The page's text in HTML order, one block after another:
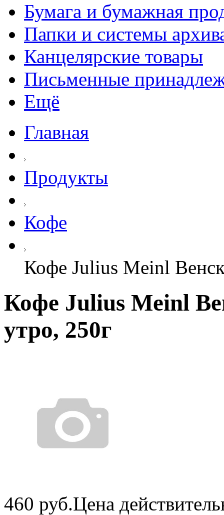
Бумага и бумажная
Папки и системы
Канцелярские товары
Письменные
Ещё
Главная
Продукты
Кофе
Кофе Julius Meinl
Кофе Julius Meinl
утро, 250г
460 руб.Цена